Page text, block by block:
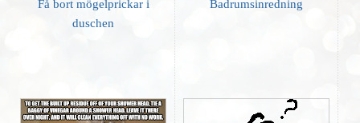
Få bort mögelprickar i
duschen
Badrumsinredning